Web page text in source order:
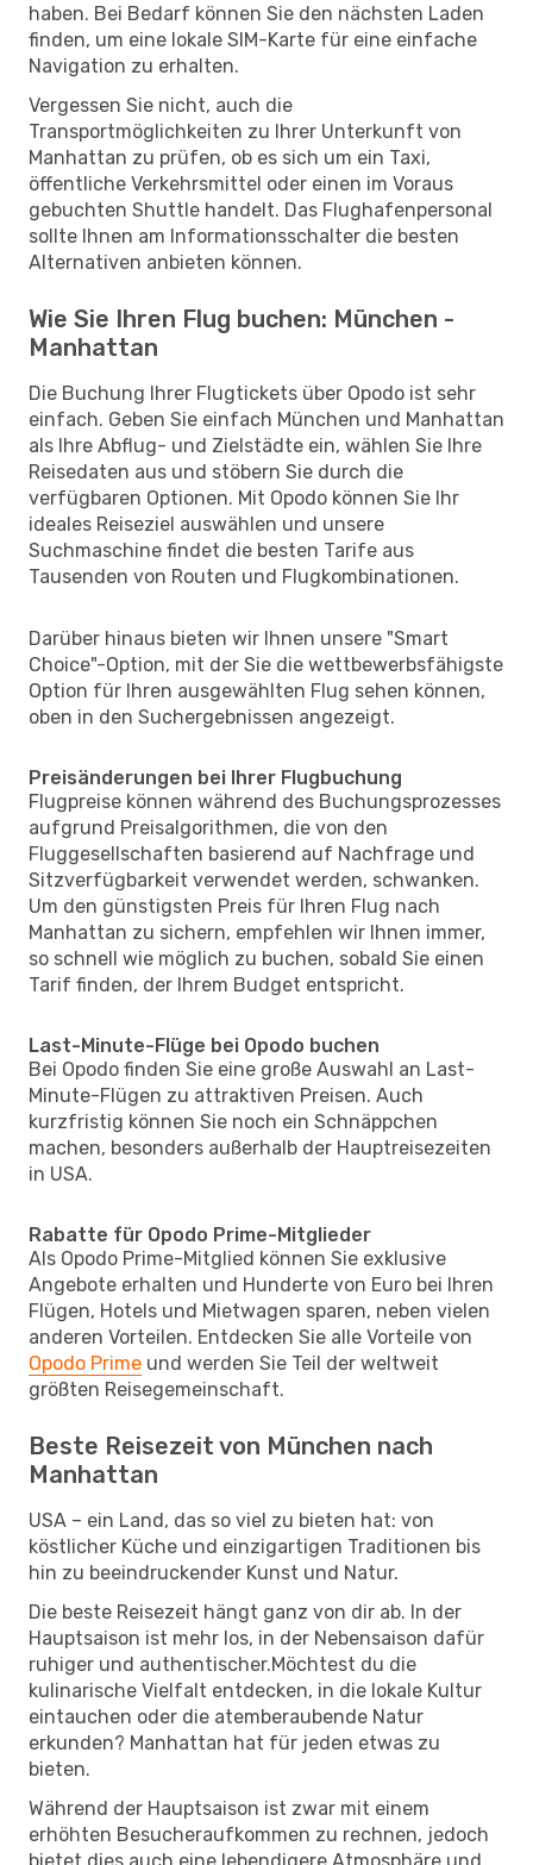
haben. Bei Bedarf können Sie den nächsten Laden
finden, um eine lokale SIM-Karte für eine einfache
Navigation zu erhalten.
Vergessen Sie nicht, auch die
Transportmöglichkeiten zu Ihrer Unterkunft von
Manhattan zu prüfen, ob es sich um ein Taxi,
öffentliche Verkehrsmittel oder einen im Voraus
gebuchten Shuttle handelt. Das Flughafenpersonal
sollte Ihnen am Informationsschalter die besten
Alternativen anbieten können.
Wie Sie Ihren Flug buchen: München -
Manhattan
Die Buchung Ihrer Flugtickets über Opodo ist sehr
einfach. Geben Sie einfach München und Manhattan
als Ihre Abflug- und Zielstädte ein, wählen Sie Ihre
Reisedaten aus und stöbern Sie durch die
verfügbaren Optionen. Mit Opodo können Sie Ihr
ideales Reiseziel auswählen und unsere
Suchmaschine findet die besten Tarife aus
Tausenden von Routen und Flugkombinationen.
Darüber hinaus bieten wir Ihnen unsere "Smart
Choice"-Option, mit der Sie die wettbewerbsfähigste
Option für Ihren ausgewählten Flug sehen können,
oben in den Suchergebnissen angezeigt.
Preisänderungen bei Ihrer Flugbuchung
Flugpreise können während des Buchungsprozesses
aufgrund Preisalgorithmen, die von den
Fluggesellschaften basierend auf Nachfrage und
Sitzverfügbarkeit verwendet werden, schwanken.
Um den günstigsten Preis für Ihren Flug nach
Manhattan zu sichern, empfehlen wir Ihnen immer,
so schnell wie möglich zu buchen, sobald Sie einen
Tarif finden, der Ihrem Budget entspricht.
Last-Minute-Flüge bei Opodo buchen
Bei Opodo finden Sie eine große Auswahl an Last-
Minute-Flügen zu attraktiven Preisen. Auch
kurzfristig können Sie noch ein Schnäppchen
machen, besonders außerhalb der Hauptreisezeiten
in USA.
Rabatte für Opodo Prime-Mitglieder
Als Opodo Prime-Mitglied können Sie exklusive
Angebote erhalten und Hunderte von Euro bei Ihren
Flügen, Hotels und Mietwagen sparen, neben vielen
anderen Vorteilen. Entdecken Sie alle Vorteile von
Opodo Prime und werden Sie Teil der weltweit
größten Reisegemeinschaft.
Beste Reisezeit von München nach
Manhattan
USA – ein Land, das so viel zu bieten hat: von
köstlicher Küche und einzigartigen Traditionen bis
hin zu beeindruckender Kunst und Natur.
Die beste Reisezeit hängt ganz von dir ab. In der
Hauptsaison ist mehr los, in der Nebensaison dafür
ruhiger und authentischer.Möchtest du die
kulinarische Vielfalt entdecken, in die lokale Kultur
eintauchen oder die atemberaubende Natur
erkunden? Manhattan hat für jeden etwas zu
bieten.
Während der Hauptsaison ist zwar mit einem
erhöhten Besucheraufkommen zu rechnen, jedoch